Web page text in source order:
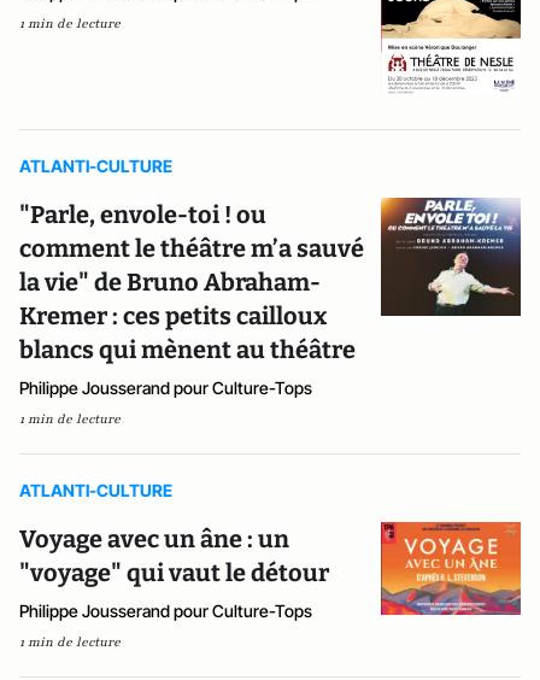
1 min de lecture
ATLANTI-CULTURE
"Parle, envole-toi ! ou
comment le théâtre m’a sauvé
la vie" de Bruno Abraham-
Kremer : ces petits cailloux
blancs qui mènent au théâtre
Philippe Jousserand pour Culture-Tops
1 min de lecture
ATLANTI-CULTURE
Voyage avec un âne : un
"voyage" qui vaut le détour
Philippe Jousserand pour Culture-Tops
1 min de lecture